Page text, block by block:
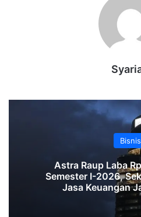
Bisnis
Astra Raup Laba
Semester I-2026,
Jasa Keuangan